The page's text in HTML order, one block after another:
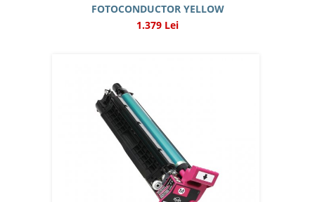
FOTOCONDUCTOR YELLOW
1.379 Lei